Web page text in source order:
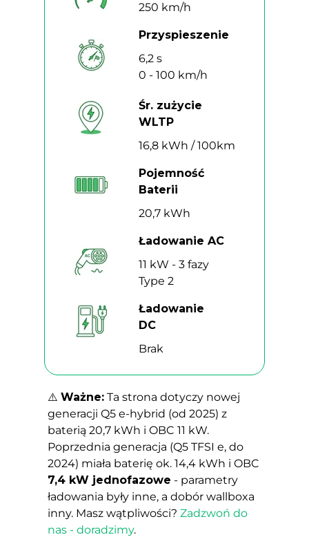
⚠️ Ważne: Ta strona dotyczy nowej
generacji Q5 e-hybrid (od 2025) z
baterią 20,7 kWh i OBC 11 kW.
Poprzednia generacja (Q5 TFSI e, do
2024) miała baterię ok. 14,4 kWh i OBC
7,4 kW jednofazowe - parametry
ładowania były inne, a dobór wallboxa
inny. Masz wątpliwości? Zadzwoń do
nas - doradzimy.
Brak
Ładowanie
DC
11 kW - 3 fazy
Type 2
Ładowanie AC
20,7 kWh
Pojemność
Baterii
16,8 kWh / 100km
Śr. zużycie
WLTP
6,2 s
0 - 100 km/h
Przyspieszenie
250 km/h